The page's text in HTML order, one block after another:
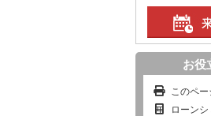
お役
このペ
ローン